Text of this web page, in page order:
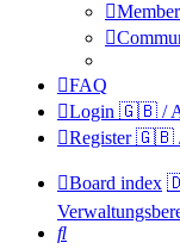
FAQ
Login 🇬🇧 /
Register 🇬🇧
Board index
Search